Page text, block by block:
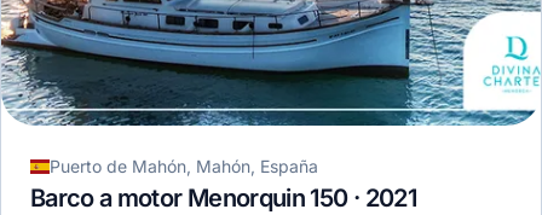
Puerto de Mahón, Mahón, España
Barco a motor Menorquin 150 · 2021